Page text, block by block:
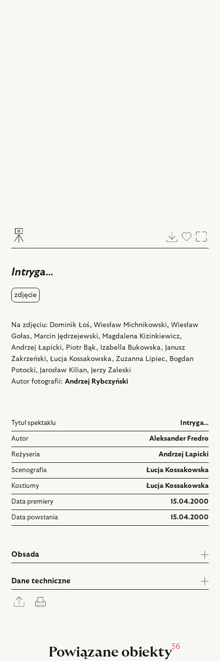
Pobierz
Dodaj
Intryga…
zdjęcie
Na zdjęciu: Dominik Łoś, Wiesław Michnikowski, Wiesław
Gołas, Marcin Jędrzejewski, Magdalena Kizinkiewicz,
Andrzej Łapicki, Piotr Bąk, Izabella Bukowska, Janusz
Zakrzeński, Łucja Kossakowska, Zuzanna Lipiec, Bogdan
Potocki, Jarosław Kilian, Jerzy Zaleski
Autor fotografii:Andrzej Rybczyński
Tytuł spektaklu Intryga…
Autor Aleksander Fredro
Reżyseria Andrzej Łapicki
Scenografia Łucja Kossakowska
Kostiumy Łucja Kossakowska
Data premiery 15.04.2000
Data powstania 15.04.2000
Obsada
Dane techniczne
Rozwiń
panel
Powiązane obiekty56